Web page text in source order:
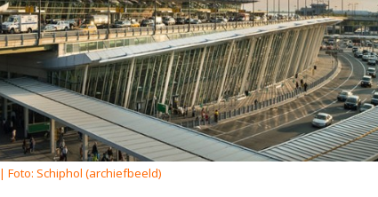
| Foto: Schiphol (archiefbeeld)